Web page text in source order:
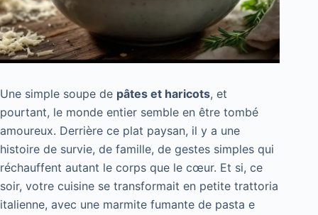
Une simple soupe de pâtes et haricots, et
pourtant, le monde entier semble en être tombé
amoureux. Derrière ce plat paysan, il y a une
histoire de survie, de famille, de gestes simples qui
réchauffent autant le corps que le cœur. Et si, ce
soir, votre cuisine se transformait en petite trattoria
italienne, avec une marmite fumante de pasta e